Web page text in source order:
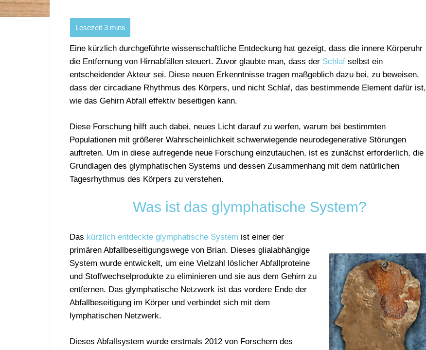
Eine kürzlich durchgeführte wissenschaftliche Entdeckung hat gezeigt, dass die innere Körperuhr
die Entfernung von Hirnabfällen steuert. Zuvor glaubte man, dass der Schlaf selbst ein
entscheidender Akteur sei. Diese neuen Erkenntnisse tragen maßgeblich dazu bei, zu beweisen,
dass der circadiane Rhythmus des Körpers, und nicht Schlaf, das bestimmende Element dafür ist,
wie das Gehirn Abfall effektiv beseitigen kann.
Diese Forschung hilft auch dabei, neues Licht darauf zu werfen, warum bei bestimmten
Populationen mit größerer Wahrscheinlichkeit schwerwiegende neurodegenerative Störungen
auftreten. Um in diese aufregende neue Forschung einzutauchen, ist es zunächst erforderlich, die
Grundlagen des glymphatischen Systems und dessen Zusammenhang mit dem natürlichen
Tagesrhythmus des Körpers zu verstehen.
Was ist das glymphatische System?
Das kürzlich entdeckte glymphatische System ist einer der
primären Abfallbeseitigungswege von Brian. Dieses glialabhängige
System wurde entwickelt, um eine Vielzahl löslicher Abfallproteine ​​
und Stoffwechselprodukte zu eliminieren und sie aus dem Gehirn zu
entfernen. Das glymphatische Netzwerk ist das vordere Ende der
Abfallbeseitigung im Körper und verbindet sich mit dem
lymphatischen Netzwerk.
Dieses Abfallsystem wurde erstmals 2012 von Forschern des